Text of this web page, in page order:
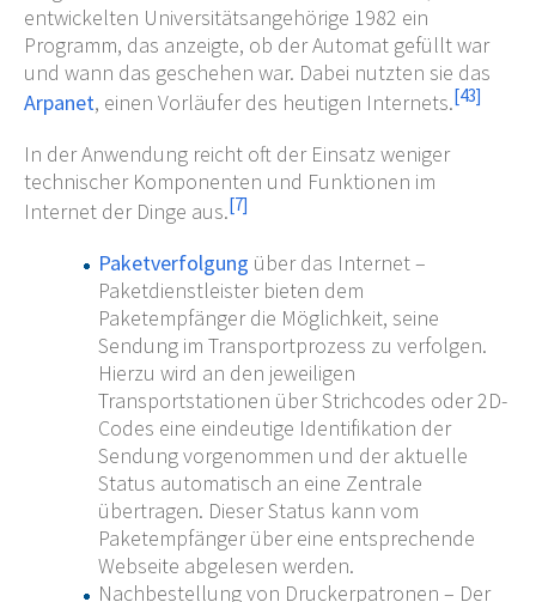
entwickelten Universitätsangehörige 1982 ein
Programm, das anzeigte, ob der Automat gefüllt war
und wann das geschehen war. Dabei nutzten sie das
Arpanet, einen Vorläufer des heutigen Internets.[43]
In der Anwendung reicht oft der Einsatz weniger
technischer Komponenten und Funktionen im
Internet der Dinge aus.[7]
Paketverfolgung über das Internet –
Paketdienstleister bieten dem
Paketempfänger die Möglichkeit, seine
Sendung im Transportprozess zu verfolgen.
Hierzu wird an den jeweiligen
Transportstationen über Strichcodes oder 2D-
Codes eine eindeutige Identifikation der
Sendung vorgenommen und der aktuelle
Status automatisch an eine Zentrale
übertragen. Dieser Status kann vom
Paketempfänger über eine entsprechende
Webseite abgelesen werden.
Nachbestellung von Druckerpatronen – Der